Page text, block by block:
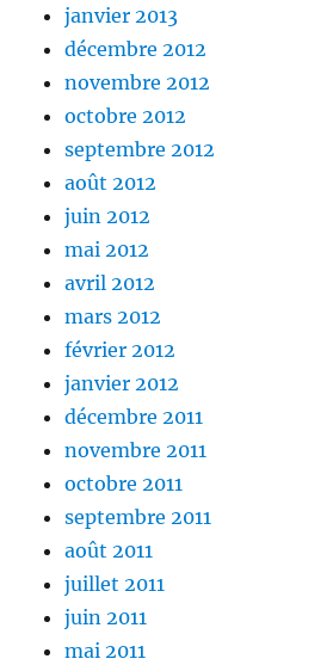
janvier 2013
décembre 2012
novembre 2012
octobre 2012
septembre 2012
août 2012
juin 2012
mai 2012
avril 2012
mars 2012
février 2012
janvier 2012
décembre 2011
novembre 2011
octobre 2011
septembre 2011
août 2011
juillet 2011
juin 2011
mai 2011